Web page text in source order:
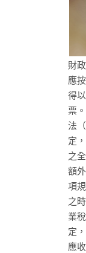
財
應
得
票
法
定
之
額
項
之
業
定
應